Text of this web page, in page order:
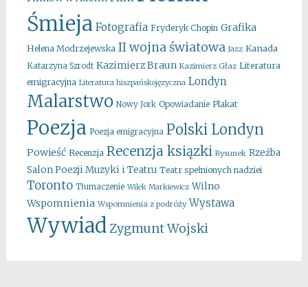
Śmieja Fotografia Fryderyk Chopin Grafika
Helena Modrzejewska II wojna światowa Jazz Kanada
Katarzyna Szrodt Kazimierz Braun Kazimierz Głaz Literatura
emigracyjna Literatura hiszpańskojęzyczna Londyn
Malarstwo Nowy Jork Opowiadanie Plakat
Poezja Poezja emigracyjna Polski Londyn
Powieść Recenzja Recenzja ksiązki Rysunek Rzeźba
Salon Poezji Muzyki i Teatru Teatr spełnionych nadziei
Toronto Tłumaczenie Wilek Markiewicz Wilno
Wspomnienia Wspomnienia z podróży Wystawa
WywiadZygmunt Wojski